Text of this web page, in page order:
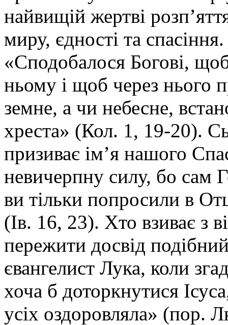
найвищій жертві
миру, єдності та
«Сподобалося Богові,
ньому і щоб через нього
земне, а чи небесне,
хреста» (Кол. 1, 19-20).
призиває ім’я нашого
невичерпну силу, бо сам
ви тільки попросили в
(Ів. 16, 23). Хто взиває з
пережити досвід
євангелист Лука, коли
хоча б доторкнутися
усіх оздоровляла» (пор.